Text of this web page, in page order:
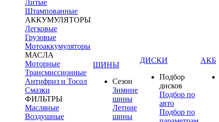
Литые
Штампованные
АККУМУЛЯТОРЫ
Легковые
Грузовые
Мотоаккумуляторы
МАСЛА
Моторные
Трансмиссионные
Антифриз и Тосол
Смазки
ФИЛЬТРЫ
Масляные
Воздушные
ШИНЫ
Сезон
Зимние
шины
Летние
шины
ДИСКИ
Подбор
дисков
Подбор по
авто
Подбор по
АКБ